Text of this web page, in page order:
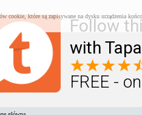
Follow
with
FREE -
cookie, które są zapisywane na dysku urządzenia